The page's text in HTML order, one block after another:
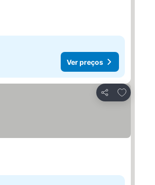
Ver preços
Partilhar
Adicionar